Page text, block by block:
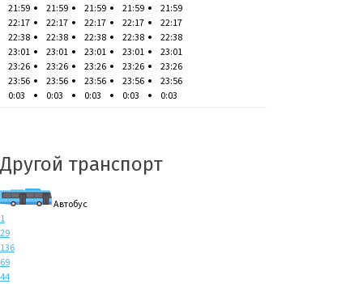
21:59
22:17
22:38
23:01
23:26
23:56
0:03
21:59
22:17
22:38
23:01
23:26
23:56
0:03
21:59
22:17
22:38
23:01
23:26
23:56
0:03
21:59
22:17
22:38
23:01
23:26
23:56
0:03
21:59
22:17
22:38
23:01
23:26
23:56
0:03
Другой транспорт
Автобус
1
29
136
69
44